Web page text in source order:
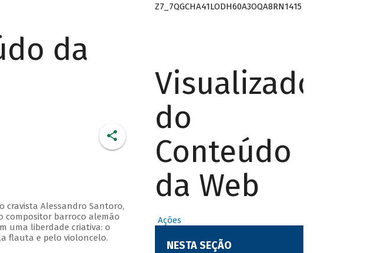
da
cravista Alessandro Santoro,
compositor barroco alemão
uma liberdade criativa: o
flauta e pelo violoncelo.
Z7_7QGCHA41LODH60A3OQA8RN1415
Visualizador
do
Conteúdo
da Web
Ações
NESTA SEÇÃO